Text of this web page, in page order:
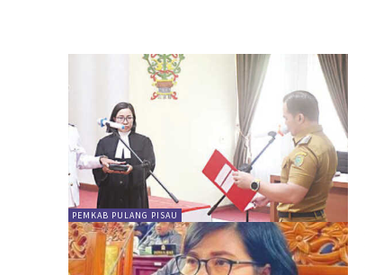
PEMKAB PULANG PISAU